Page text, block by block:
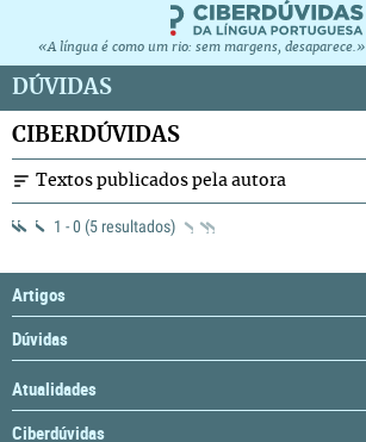
«A língua é como um rio: sem margens, desaparece.»
DÚVIDAS
CIBERDÚVIDAS
Textos publicados pela autora
1 - 0 (5 resultados)
Artigos
Dúvidas
Atualidades
Ciberdúvidas